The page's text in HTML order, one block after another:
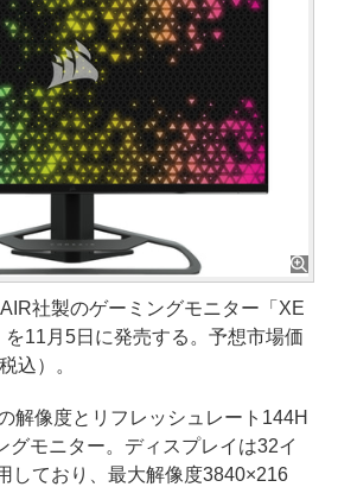
社製のゲーミングモニター「XE
11月5日に発売する。予想市場価
込）。
解像度とリフレッシュレート144H
グモニター。ディスプレイは32イ
しており、最大解像度3840×216